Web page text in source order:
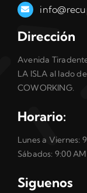
Dirección
Avenida
LA ISLA al lado
COWORKING.
Horario:
Lunes a Viernes:
Sábados: 9:00
Siguenos